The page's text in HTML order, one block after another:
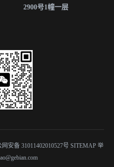
2900号1幢一层
网安备 31011402010527号 SITEMAP 举